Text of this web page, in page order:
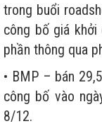
trong buổi
công bố giá khởi
phần thông qua
• BMP – bán
công bố vào
8/12.